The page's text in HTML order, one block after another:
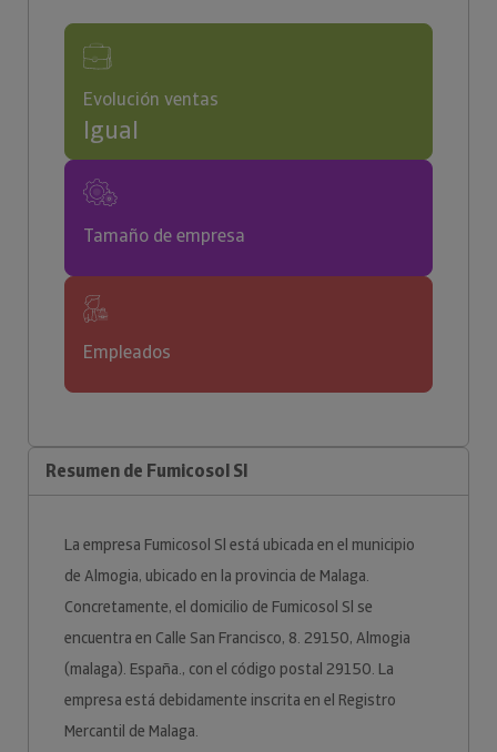
Evolución ventas
Igual
Tamaño de empresa
Empleados
Resumen de Fumicosol Sl
La empresa Fumicosol Sl está ubicada en el municipio
de Almogia, ubicado en la provincia de Malaga.
Concretamente, el domicilio de Fumicosol Sl se
encuentra en Calle San Francisco, 8. 29150, Almogia
(malaga). España., con el código postal 29150. La
empresa está debidamente inscrita en el Registro
Mercantil de Malaga.